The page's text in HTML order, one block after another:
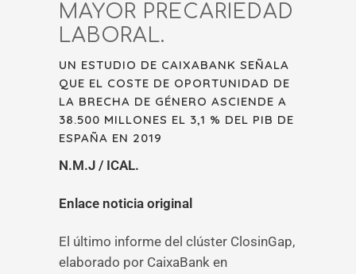
MAYOR PRECARIEDAD
LABORAL.
UN ESTUDIO DE CAIXABANK SEÑALA
QUE EL COSTE DE OPORTUNIDAD DE
LA BRECHA DE GÉNERO ASCIENDE A
38.500 MILLONES EL 3,1 % DEL PIB DE
ESPAÑA EN 2019
N.M.J / ICAL.
Enlace noticia original
El último informe del clúster ClosinGap,
elaborado por CaixaBank en